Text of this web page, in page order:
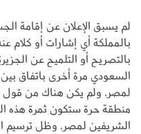
لم يسبق الإعلان عن إقامة
بالمملكة أي إشارات أو كلام
بالتصريح أو التلميح عن
السعودي مرة أخرى باتفاق
لمصر، ولم يكن هناك من
منطقة حرة ستكون ثمرة هذه
الشريفين لمصر، وظل ترسيم